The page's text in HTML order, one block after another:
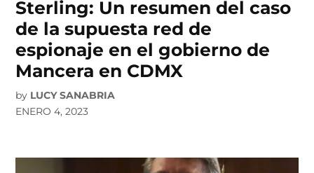
Sterling: Un resumen del caso
de la supuesta red de
espionaje en el gobierno de
Mancera en CDMX
by LUCY SANABRIA
ENERO 4, 2023